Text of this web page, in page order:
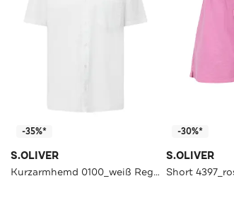
-35%*
S.OLIVER
Kurzarmhemd 0100_weiß Regular Fit
-30%*
S.OLIVER
Short